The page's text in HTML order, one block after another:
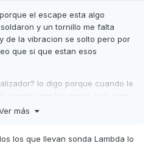
el escape esta algo
y un tornillo me falta
de la vibracion se solto pero por
que si que estan esos
lo digo porque cuando le
pasarla por los gases que eran
del catalizador que es delicada
por 60€ pero ahora piden
más
los que llevan sonda Lambda lo